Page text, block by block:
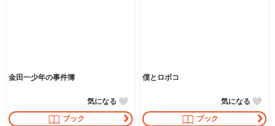
金田一少年の事件簿
ブック
気になる
僕とロボコ
ブック
気になる